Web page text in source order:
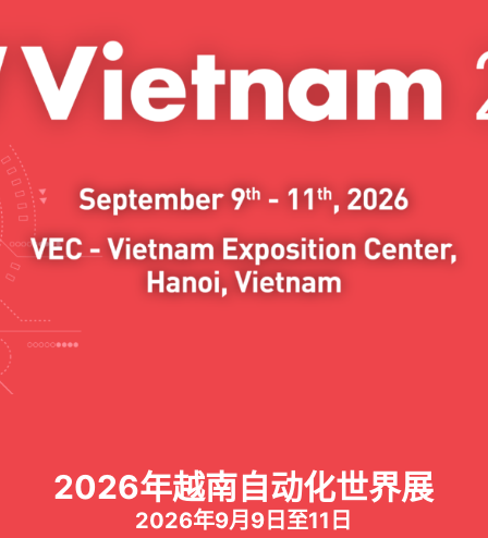
2026年越南自动化世界展
2026年9月9日至11日